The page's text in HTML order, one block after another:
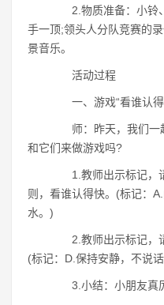
2.物质准备：小铃、
手一顶;领头人分队竞赛的
景音乐。
活动过程
一、游戏“看谁认得
师：昨天，我们一
和它们来做游戏吗?
1.教师出示标记，请
则，看谁认得快。(标记：
水。)
2.教师出示标记，请
(标记：D.保持安静，不说
3.小结：小朋友真厉